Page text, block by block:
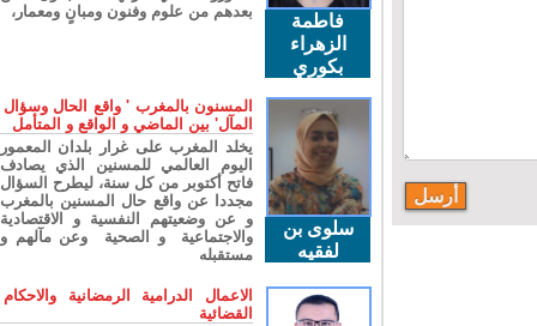
فاطمة
الزهراء
بكوري
بعدهم من علوم وفنون ومبانٍ ومعمار،
سلوى بن
لفقيه
المسنون بالمغرب ' واقع الحال وسؤال
المآل' بين الماضي و الواقع و المتأمل
يخلد المغرب على غرار بلدان المعمور
اليوم العالمي للمسنين الذي يصادف
فاتح أكتوبر من كل سنة، ليطرح السؤال
مجددا عن واقع حال المسنين بالمغرب
و عن وضعيتهم النفسية و الاقتصادية
والاجتماعية و الصحية وعن مآلهم و
مستقبله
الاعمال الدرامية الرمضانية والاحكام
القضائية